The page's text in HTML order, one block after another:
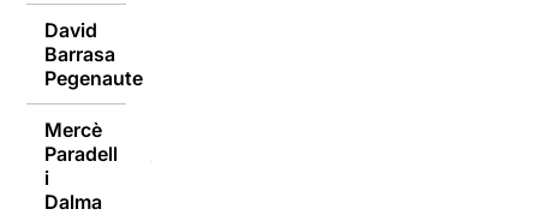
David
Barrasa
Pegenaute
Mercè
Paradell
i
Dalma
11/01/2016